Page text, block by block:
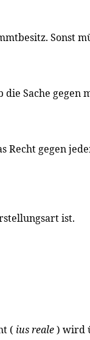
Sonst
die Sache
Recht gegen
ist.
( ius reale) wird